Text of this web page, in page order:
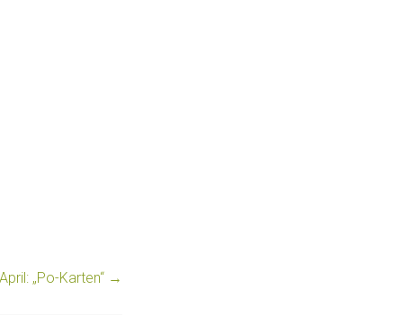
„Po-Karten“ →